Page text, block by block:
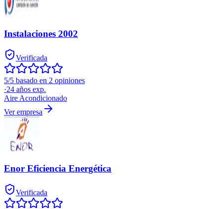
Instalaciones 2002
Verificada
5/5 basado en 2 opiniones
·24 años exp.
Aire Acondicionado
Ver empresa
Enor Eficiencia Energética
Verificada